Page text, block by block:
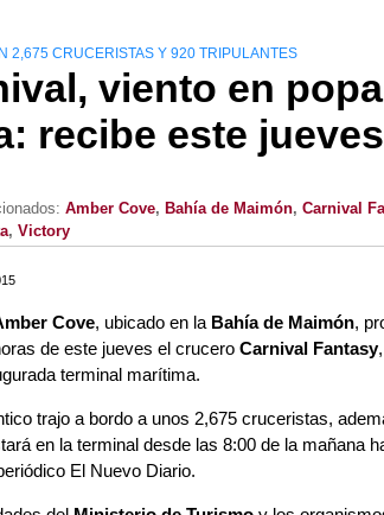
2,675 CRUCERISTAS Y 920 TRIPULANTES
viento en
recibe este
Amber Cove, Bahía de Maimón, Carnival
, Victory
Cove, ubicado en la Bahíade Maimón,
de este jueves el crucero Carnival Fantasy
terminal marítima.
trajo a bordo a unos 2,675 cruceristas,
en la terminal desde las 8:00 de la mañana
El Nuevo Diario.